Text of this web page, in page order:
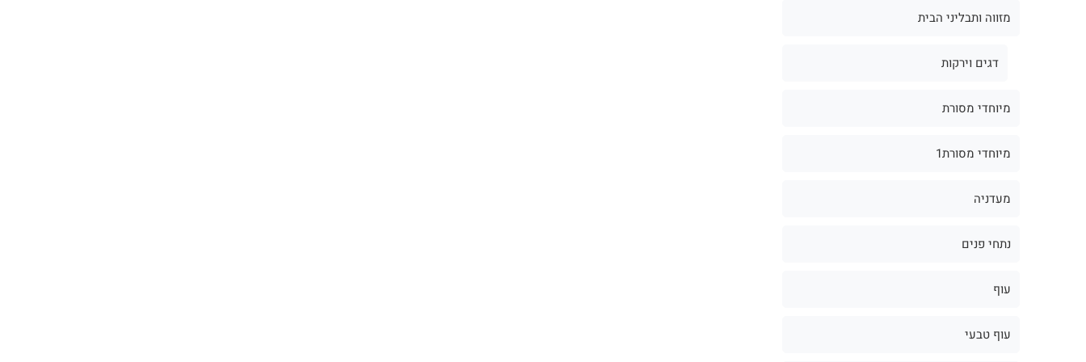
מזווה ותבליני הבית
דגים וירקות
מיוחדי מסורת
מיוחדי מסורת1
מעדניה
נתחי פנים
עוף
עוף טבעי